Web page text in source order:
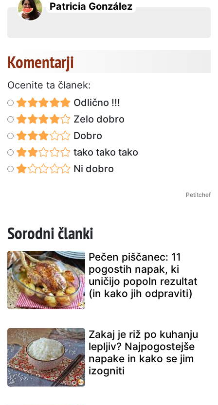
Patricia González
Komentarji
Ocenite ta članek:
Odlično !!!
Zelo dobro
Dobro
tako tako tako
Ni dobro
Petitchef
Sorodni članki
Pečen piščanec: 11
pogostih napak, ki
uničijo popoln rezultat
(in kako jih odpraviti)
Zakaj je riž po kuhanju
lepljiv? Najpogostejše
napake in kako se jim
izogniti